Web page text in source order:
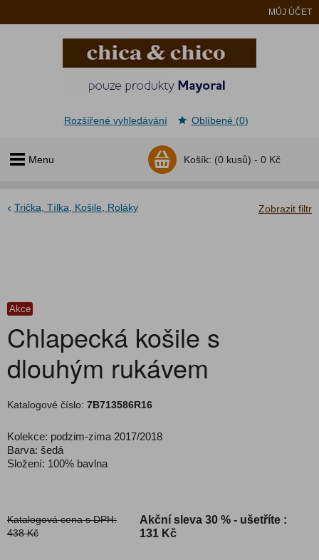
MŮJ ÚČET
Menu Košík: (0 kusů) - 0 Kč
Rozšířené vyhledávání Oblíbené (0)
Zobrazit filtr
Trička, Tílka, Košile, Roláky
Akce
Chlapecká košile s
dlouhým rukávem
Katalogové číslo: 7B713586R16
Kolekce: podzim-zima 2017/2018
Barva: šedá
Složení: 100% bavlna
Katalogová cena s DPH:
438 Kč
Akční sleva 30 % - ušetříte :
131 Kč